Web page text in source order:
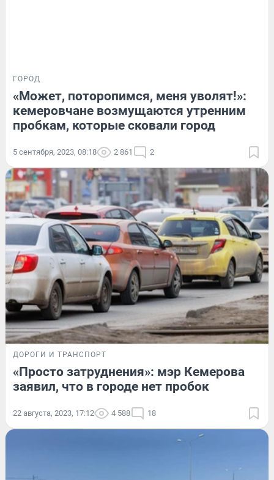
ГОРОД
«Может, поторопимся, меня уволят!»:
кемеровчане возмущаются утренним
пробкам, которые сковали город
5 сентября, 2023, 08:18 2 861 2
ДОРОГИ И ТРАНСПОРТ
«Просто затруднения»: мэр Кемерова
заявил, что в городе нет пробок
22 августа, 2023, 17:12 4 588 18